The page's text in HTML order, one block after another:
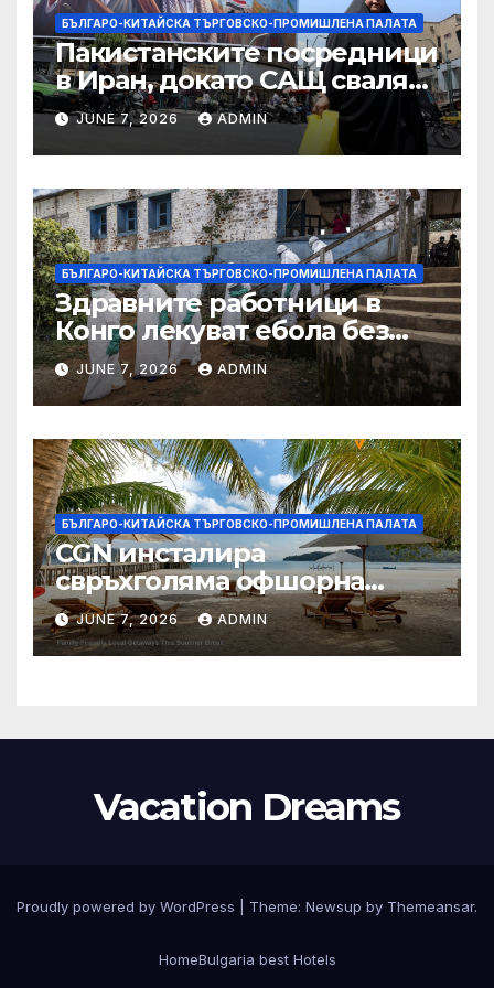
БЪЛГАРО-КИТАЙСКА ТЪРГОВСКО-ПРОМИШЛЕНА ПАЛАТА
Пакистанските посредници
в Иран, докато САЩ свалят
дронове, Ливан търси мир
JUNE 7, 2026 ADMIN
БЪЛГАРО-КИТАЙСКА ТЪРГОВСКО-ПРОМИШЛЕНА ПАЛАТА
Здравните работници в
Конго лекуват ебола без
заплащане, докато СЗО
търси ресурси
JUNE 7, 2026 ADMIN
БЪЛГАРО-КИТАЙСКА ТЪРГОВСКО-ПРОМИШЛЕНА ПАЛАТА
CGN инсталира
свръхголяма офшорна
вятърна турбина с мощност
18 MW в Гуангдонг
JUNE 7, 2026 ADMIN
Vacation Dreams
Proudly powered by WordPress Theme: Newsup by Themeansar.
HomeBulgaria best Hotels